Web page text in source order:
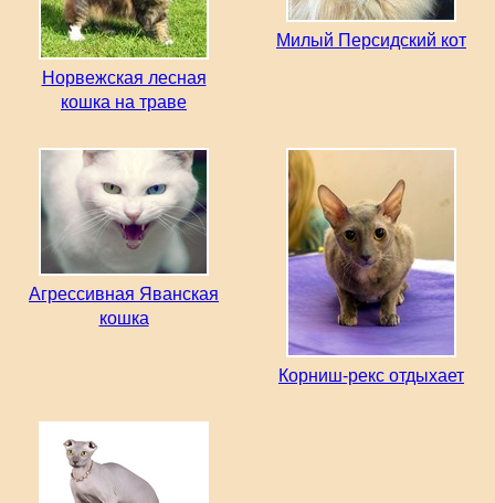
Норвежская лесная
кошка на траве
Милый Персидский кот
Агрессивная Яванская
кошка
Корниш-рекс отдыхает